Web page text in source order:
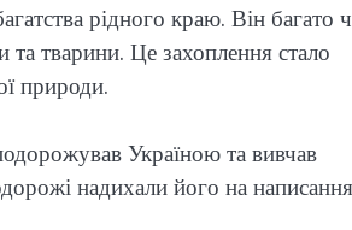
рідного краю. Він багато
тварини. Це захоплення стало
природи.
Україною та вивчав
надихали його на написання